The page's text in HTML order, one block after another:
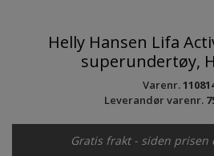
Helly Hansen Lifa
superundertøy,
Varenr.
Leverandør varenr.
Gratis frakt - siden prisen